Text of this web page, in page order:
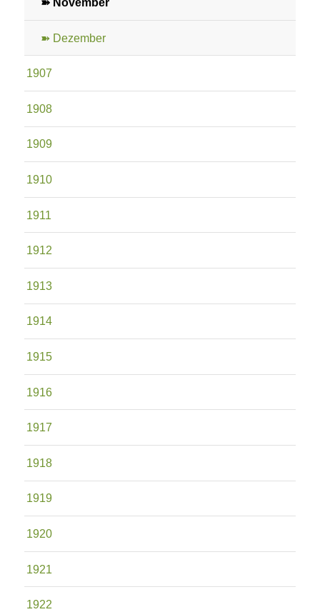
➽ November
➽ Dezember
1907
1908
1909
1910
1911
1912
1913
1914
1915
1916
1917
1918
1919
1920
1921
1922